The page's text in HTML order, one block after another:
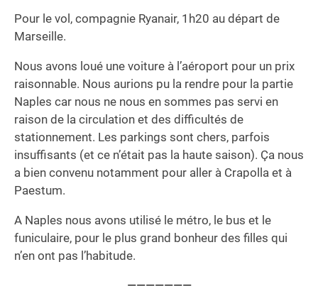
Pour le vol, compagnie Ryanair, 1h20 au départ de
Marseille.
Nous avons loué une voiture à l’aéroport pour un prix
raisonnable. Nous aurions pu la rendre pour la partie
Naples car nous ne nous en sommes pas servi en
raison de la circulation et des difficultés de
stationnement. Les parkings sont chers, parfois
insuffisants (et ce n’était pas la haute saison). Ça nous
a bien convenu notamment pour aller à Crapolla et à
Paestum.
A Naples nous avons utilisé le métro, le bus et le
funiculaire, pour le plus grand bonheur des filles qui
n’en ont pas l’habitude.
———————